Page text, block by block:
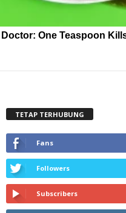
Doctor: One Teaspoon
TETAP TERHUBUNG
Fans
Followers
Subscribers